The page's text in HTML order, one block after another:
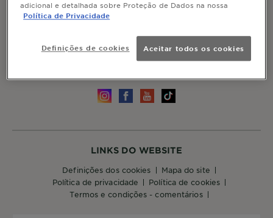
LINKS DO WEBSITE
definições dos cookies
mapa do site
política de privacidade
política de cookies
termos e condições - comentários
Contacta-nos
GARNIER 14, rue Royale 75008 Paris France
adicional e detalhada sobre Proteção de Dados na nossa
Política de Privacidade
Definições de cookies Aceitar todos os cookies